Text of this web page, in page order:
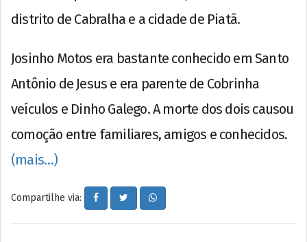
distrito de Cabralha e a cidade de Piatã.
Josinho Motos era bastante conhecido em Santo
Antônio de Jesus e era parente de Cobrinha
veículos e Dinho Galego. A morte dos dois causou
comoção entre familiares, amigos e conhecidos.
(mais…)
Compartilhe via: